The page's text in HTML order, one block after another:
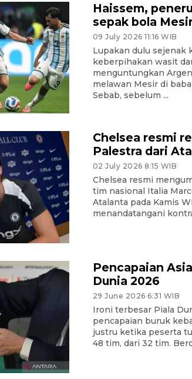
Haissem,
sepak bola
09 July 2026 11:16 WIB
Lupakan dulu sejenak
keberpihakan wasit
menguntungkan
melawan Mesir di
Sebab, sebelum ...
Chelsea resmi
Palestra dari
02 July 2026 8:15 WIB
Chelsea resmi
tim nasional Italia
Atalanta pada Kamis
menandatangani
Pencapaian
Dunia 2026
29 June 2026 6:31 WIB
Ironi terbesar Piala
pencapaian buruk
justru ketika peserta
48 tim, dari 32 tim.